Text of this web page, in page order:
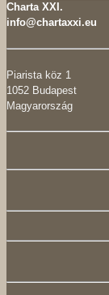
Charta XXI.
info@chartaxxi.eu
Piarista köz 1
1052 Budapest
Magyarország